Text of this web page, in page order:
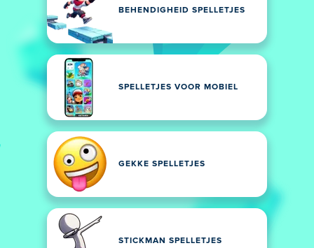
BEHENDIGHEID SPELLETJES
SPELLETJES VOOR MOBIEL
GEKKE SPELLETJES
STICKMAN SPELLETJES